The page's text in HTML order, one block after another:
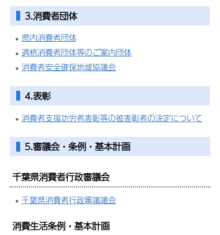
3.消費者団体
県内消費者団体
適格消費者団体等のご案内団体
消費者安全確保地域協議会
4.表彰
消費者支援功労者表彰等の被表彰者の決定について
5.審議会・条例・基本計画
千葉県消費者行政審議会
千葉県消費者行政審議議会
消費生活条例・基本計画